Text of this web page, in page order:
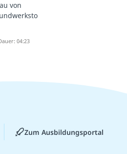
von
04:23
Zum Ausbildungsportal